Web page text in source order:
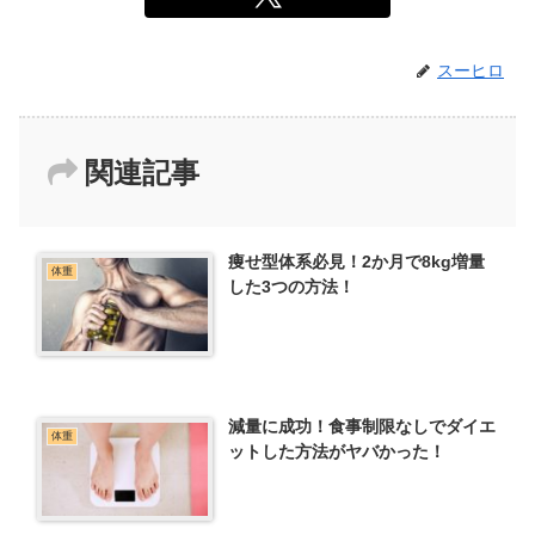
スーヒロ
関連記事
体重
痩せ型体系必見！2か月で8kg増量
した3つの方法！
体重
減量に成功！食事制限なしでダイエ
ットした方法がヤバかった！